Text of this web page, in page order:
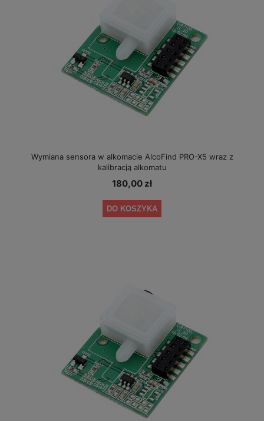
Wymiana sensora w alkomacie AlcoFind PRO-X5 wraz z
kalibracją alkomatu
180,00 zł
DO KOSZYKA